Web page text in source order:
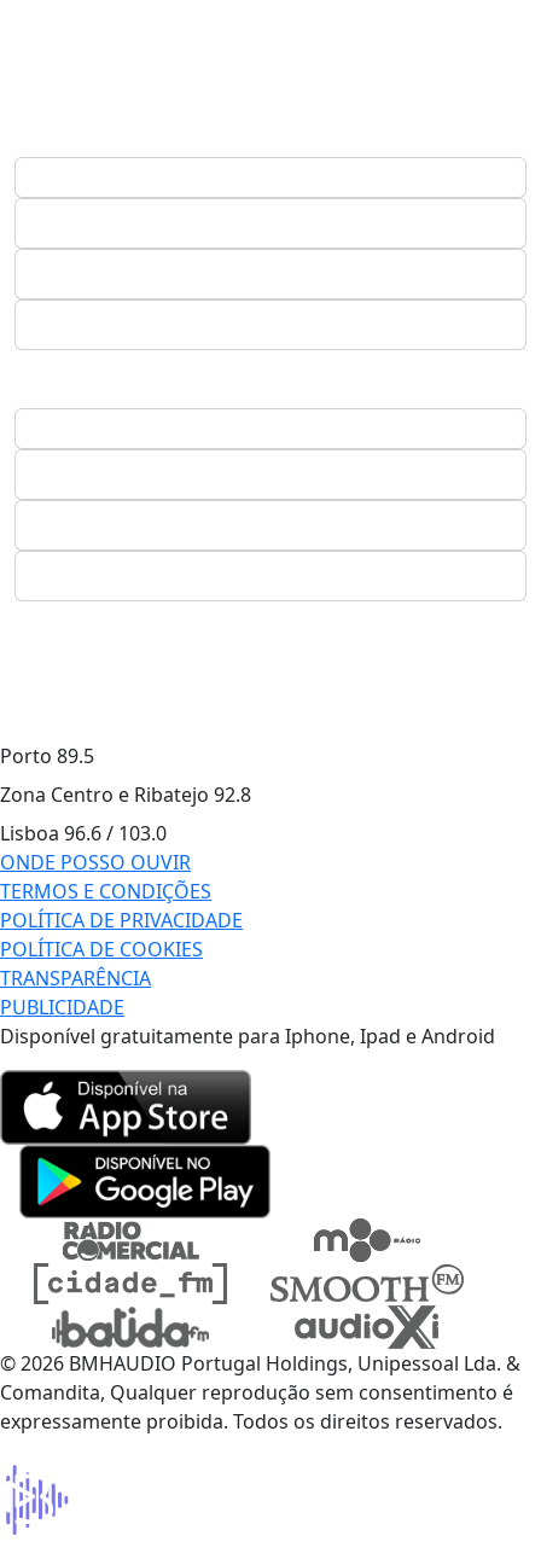
Porto 89.5
Zona Centro e Ribatejo 92.8
Lisboa 96.6 / 103.0
ONDE POSSO OUVIR
TERMOS E CONDIÇÕES
POLÍTICA DE PRIVACIDADE
POLÍTICA DE COOKIES
TRANSPARÊNCIA
PUBLICIDADE
Disponível gratuitamente para Iphone, Ipad e Android
© 2026 BMHAUDIO Portugal Holdings, Unipessoal Lda. &
Comandita, Qualquer reprodução sem consentimento é
expressamente proibida. Todos os direitos reservados.